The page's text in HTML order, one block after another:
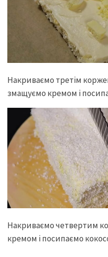
Накриваємо третім
змащуємо кремом і
Накриваємо четвертим
кремом і посипаємо